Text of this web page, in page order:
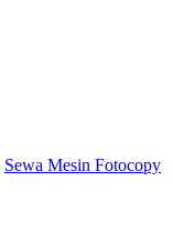
Sewa Mesin Fotocopy